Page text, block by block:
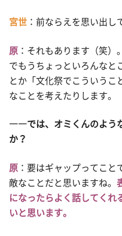
宮世 ：前ならえを思い出し
原 ：それもあります（笑
でもうちょっといろんなと
とか「文化祭でこういうこ
なことを考えたりします。
――では、オミくんのよう
か？
原 ：要はギャップってこ
敵なことだと思いますね。
になったらよく話してくれ
いと思います。